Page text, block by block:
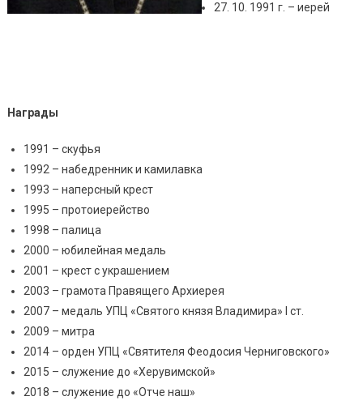
27. 10. 1991 г. – иерей
Награды
1991 – скуфья
1992 – набедренник и камилавка
1993 – наперсный крест
1995 – протоиерейство
1998 – палица
2000 – юбилейная медаль
2001 – крест с украшением
2003 – грамота Правящего Архиерея
2007 – медаль УПЦ «Святого князя Владимира» I ст.
2009 – митра
2014 – орден УПЦ «Святителя Феодосия Черниговского»
2015 – служение до «Херувимской»
2018 – служение до «Отче наш»